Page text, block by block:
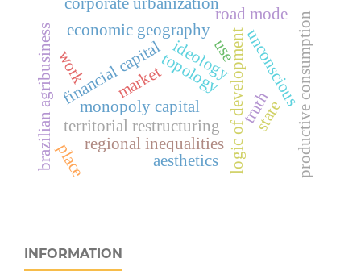
territorial restructuring logic of development
road mode
financial capital
monopoly capital
brazilian agribusiness economic geography
regional inequalities
unconscious
topology
market
work productive consumption
truth
aesthetics
ideology
state
place
use
INFORMATION